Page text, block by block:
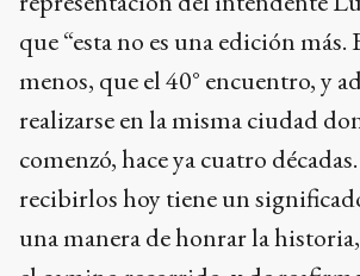
que “esta no es una edición más.
menos, que el 40° encuentro, y
realizarse en la misma ciudad
comenzó, hace ya cuatro
recibirlos hoy tiene un
una manera de honrar la